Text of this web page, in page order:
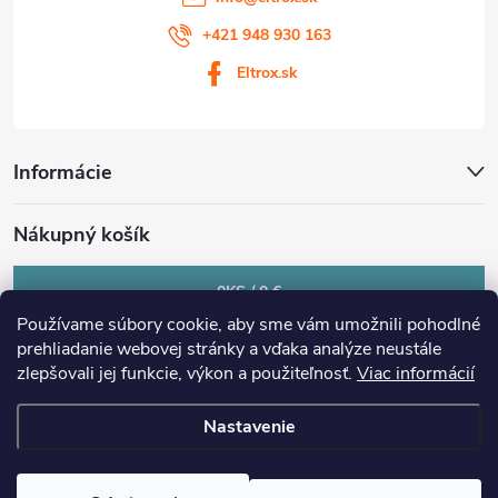
Používame súbory cookie, aby sme vám umožnili pohodlné
prehliadanie webovej stránky a vďaka analýze neustále
zlepšovali jej funkcie, výkon a použiteľnosť. Viac informácií
Nastavenie
+421 948 930 163
Eltrox.sk
Informácie
Nákupný košík
0KS /0 €
cookies